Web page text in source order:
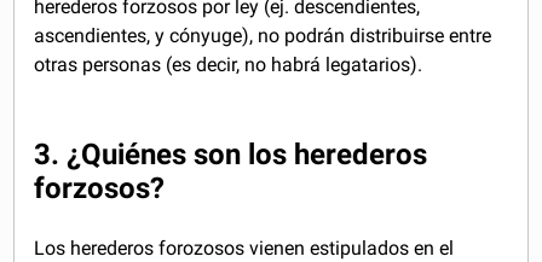
herederos forzosos por ley (ej. descendientes,
ascendientes, y cónyuge), no podrán distribuirse entre
otras personas (es decir, no habrá legatarios).
3. ¿Quiénes son los herederos
forzosos?
Los herederos forozosos vienen estipulados en el